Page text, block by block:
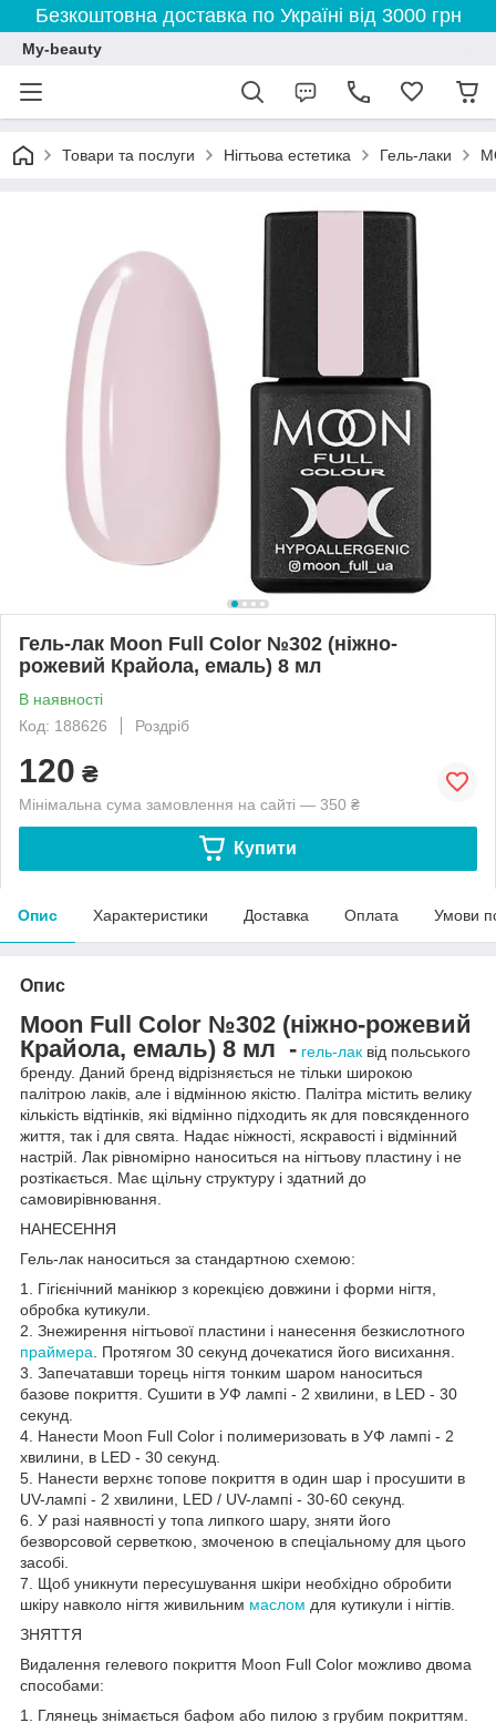
Безкоштовна доставка по Україні від 3000 грн
My-beauty
Товари та послуги Нігтьова естетика Гель-лаки
Гель-лак Moon Full Color №302 (ніжно-
рожевий Крайола, емаль) 8 мл
В наявності
Код: 188626
Роздріб
120 ₴
Мінімальна сума замовлення на сайті — 350 ₴
Купити
Опис Характеристики Доставка Оплата Умови
Опис
Moon Full Color №302 (ніжно-рожевий
Крайола, емаль) 8 мл - гель-лак від польського
бренду. Даний бренд відрізняється не тільки широкою
палітрою лаків, але і відмінною якістю. Палітра містить велику
кількість відтінків, які відмінно підходить як для повсякденного
життя, так і для свята. Надає ніжності, яскравості і відмінний
настрій. Лак рівномірно наноситься на нігтьову пластину і не
розтікається. Має щільну структуру і здатний до
самовирівнювання.
НАНЕСЕННЯ
Гель-лак наноситься за стандартною схемою:
1. Гігієнічний манікюр з корекцією довжини і форми нігтя,
обробка кутикули.
2. Знежирення нігтьової пластини і нанесення безкислотного
праймера . Протягом 30 секунд дочекатися його висихання.
3. Запечатавши торець нігтя тонким шаром наноситься
базове покриття. Сушити в УФ лампі - 2 хвилини, в LED - 30
секунд.
4. Нанести Moon Full Color і полимеризовать в УФ лампі - 2
хвилини, в LED - 30 секунд.
5. Нанести верхнє топове покриття в один шар і просушити в
UV-лампі - 2 хвилини, LED / UV-лампі - 30-60 секунд.
6. У разі наявності у топа липкого шару, зняти його
безворсовой серветкою, змоченою в спеціальному для цього
засобі.
7. Щоб уникнути пересушування шкіри необхідно обробити
шкіру навколо нігтя живильним маслом для кутикули і нігтів.
ЗНЯТТЯ
Видалення гелевого покриття Moon Full Color можливо двома
способами:
1. Глянець знімається бафом або пилою з грубим покриттям.